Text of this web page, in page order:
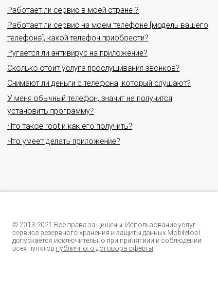
Работает ли сервис в моей стране ?
Работает ли сервис на моем телефоне [модель вашего
телефона], какой телефон приобрести?
Ругается ли антивирус на приложение?
Сколько стоит услуга прослушивания звонков?
Снимают ли деньги с телефона, который слушают?
У меня обычный телефон, значит не получится
установить программу?
Что такое root и как его получить?
Что умеет делать приложение?
© 2013-2021 Все права защищены. Использование услуг
сервиса резервного хранения и защиты данных Mobiletool
допускается исключительно при принятиии и соблюдении
всех пунктов публичного договора оферты